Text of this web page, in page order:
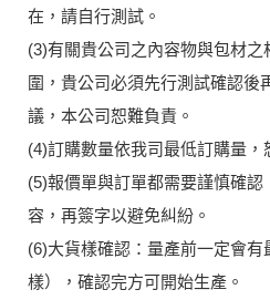
在，請自行測試。
(3)有關貴公司之內容物與包材
圍，貴公司必須先行測試確認後
議，本公司恕難負責。
(4)訂購數量依我司最低訂購量，
(5)報價單與訂單都需要謹慎確
容，再簽字以避免糾紛。
(6)大貨樣確認：量產前一定會
樣），確認完方可開始生產。